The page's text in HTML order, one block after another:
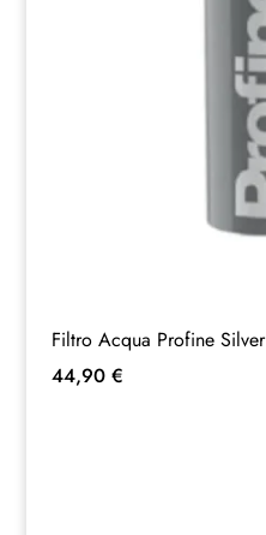
Filtro Acqua Profine Silver
44,90 €